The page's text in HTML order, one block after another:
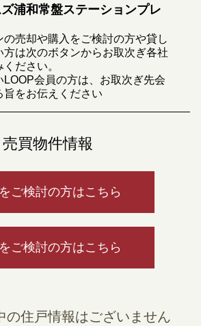
浦和常盤ステーションプレ
売却や購入をご検討の方や貸し
方は次のボタンからお取次ぎ各社
ださい。
会員の方は、お取次ぎ先会
旨をお伝えください
売買物件情報
ご検討の方はこちら
ご検討の方はこちら
の住戸情報はございません